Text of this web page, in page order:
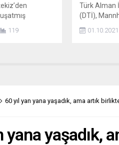
bulduğu kimi
YANAN
119
Türk Alman
(DTİ),
“Irkçılığa
01.10.2021
60 yıl yan yana yaşadık, ama artık
yana yaşadık,